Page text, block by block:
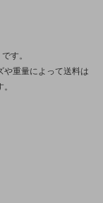
す。
重量によって送料は